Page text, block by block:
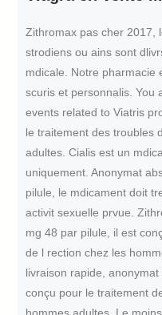
Zithromax pas cher 2017,
strodiens ou ains sont
mdicale. Notre pharmacie
scuris et personnalis. You
events related to Viatris
le traitement des troubles
adultes. Cialis est un
uniquement. Anonymat
pilule, le mdicament doit
activit sexuelle prvue.
mg 48 par pilule, il est
de l rection chez les
livraison rapide,
conçu pour le traitement